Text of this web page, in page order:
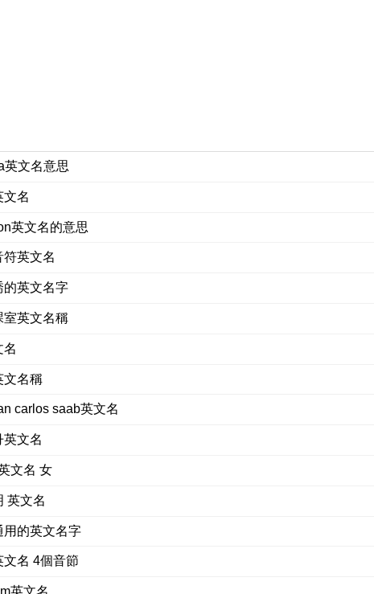
英文名意思
文名
英文名的意思
符英文名
的英文名字
室英文名稱
名
文名稱
carlos saab英文名
英文名
文名 女
英文名
用的英文名字
文名 4個音節